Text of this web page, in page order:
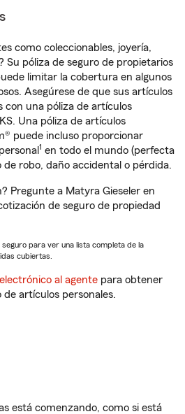
como coleccionables, joyería,
Su póliza de seguro de propietarios
limitar la cobertura en algunos
Asegúrese de que sus artículos
con una póliza de artículos
Una póliza de artículos
puede incluso proporcionar
1 en todo el mundo (perfecta
de robo, daño accidental o pérdida.
Pregunte a Matyra Gieseler en
de seguro de propiedad
para ver una lista completa de la
cubiertas.
al agente para obtener
artículos personales.
está comenzando, como si está